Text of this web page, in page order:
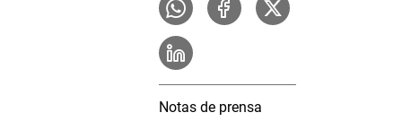
Notas de prensa